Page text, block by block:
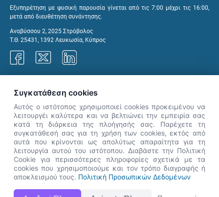
Εξυπηρέτηση με φυσική παρουσία γίνεται από τις 7:00 μέχρι τις 16:00,
μετά από διευθέτηση συνάντησης.
Αναβύσσου 2, 2025 Στρόβολος
Τ.Θ. 25431, 1392 Λευκωσία, Κύπρος
Η Ιστοσελίδα ΑνΑΔ είναι πλήρως συμβατή με τις νεότερες εκδόσεις, Google Chrome, Mozilla Firefox,
👋 Καλώς ήρθες! Είμαι η Νόησις.
Πες μου πώς μπορώ να σε βοηθήσω
σήμερα.
Συγκατάθεση cookies
Αυτός ο ιστότοπος χρησιμοποιεί cookies προκειμένου να
λειτουργέι καλύτερα και να βελτιώνει την εμπειρία σας
κατά τη διάρκεια της πλοήγησής σας. Παρέχετε τη
συγκατάθεσή σας για τη χρήση των cookies, εκτός από
αυτά που κρίνονται ως απολύτως απαραίτητα για τη
λειτουργία αυτού του ιστότοπου. Διαβάστε την Πολιτική
Cookie για περισσότερες πληροφορίες σχετικά με τα
cookies που χρησιμοποιούμε και τον τρόπο διαγραφής ή
αποκλεισμού τους. Πολιτική Προσωπικών Δεδομένων